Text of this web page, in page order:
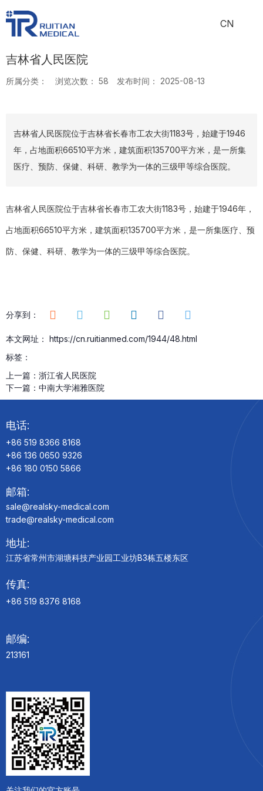
CN
吉林省人民医院
所属分类： 浏览次数： 58 发布时间： 2025-08-13
吉林省人民医院位于吉林省长春市工农大街1183号，始建于1946
年，占地面积66510平方米，建筑面积135700平方米，是一所集
医疗、预防、保健、科研、教学为一体的三级甲等综合医院。
吉林省人民医院位于吉林省长春市工农大街1183号，始建于1946年，
占地面积66510平方米，建筑面积135700平方米，是一所集医疗、预
防、保健、科研、教学为一体的三级甲等综合医院。
分享到：
本文网址： https://cn.ruitianmed.com/1944/48.html
标签：
上一篇： 浙江省人民医院
下一篇： 中南大学湘雅医院
电话:
+86 519 8366 8168
+86 136 0650 9326
+86 180 0150 5866
邮箱:
sale@realsky-medical.com
trade@realsky-medical.com
地址:
江苏省常州市湖塘科技产业园工业坊B3栋五楼东区
传真:
+86 519 8376 8168
邮编:
213161